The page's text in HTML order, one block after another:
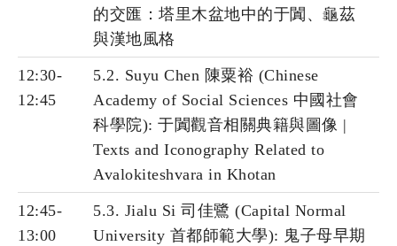
的交匯：塔里木盆地中的于闐、龜茲
與漢地風格
12:30-
12:45
5.2. Suyu Chen 陳粟裕 (Chinese
Academy of Social Sciences 中國社會
科學院): 于闐觀音相關典籍與圖像 |
Texts and Iconography Related to
Avalokiteshvara in Khotan
12:45-
13:00
5.3. Jialu Si 司佳鷺 (Capital Normal
University 首都師範大學): 鬼子母早期